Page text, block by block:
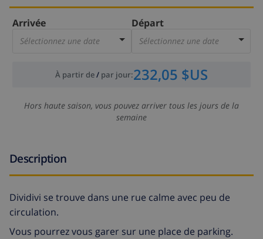
Arrivée
Sélectionnez une date
Départ
Sélectionnez une date
À partir de/ par jour:232,05 $US
Hors haute saison, vous pouvez arriver tous les jours de la
semaine
Description
Dividivi se trouve dans une rue calme avec peu de
circulation.
Vous pourrez vous garer sur une place de parking.